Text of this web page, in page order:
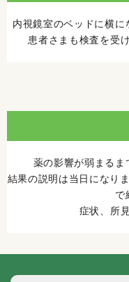
内視鏡室のベッドに横に
患者さまも検査を受
薬の影響が弱まるま
結果の説明は当日になり
で
症状、所